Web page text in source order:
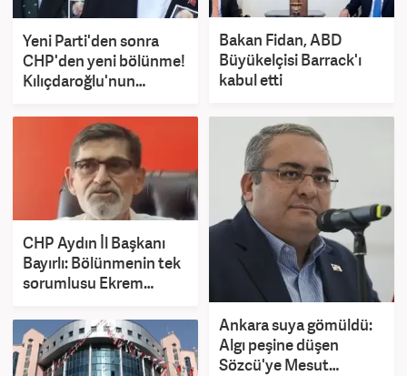
Yeni Parti'den sonra
CHP'den yeni bölünme!
Kılıçdaroğlu'nun
karıştırdı
Bakan Fidan, ABD
Büyükelçisi Barrack'ı
kabul etti
CHP Aydın İl Başkanı
Bayırlı: Bölünmenin tek
sorumlusu Ekrem
Ankara suya gömüldü:
Algı peşine düşen
Sözcü'ye Mesut